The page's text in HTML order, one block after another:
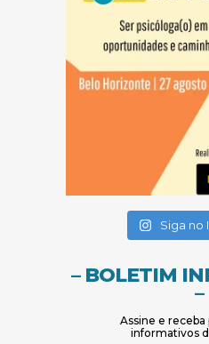
Siga no
– BOLETIM
–
Assine e
informativos